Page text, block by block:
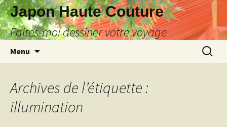
Japon Haute Couture
Faites-moi dessiner votre voyage
Menu
Archives de l’étiquette :
illumination